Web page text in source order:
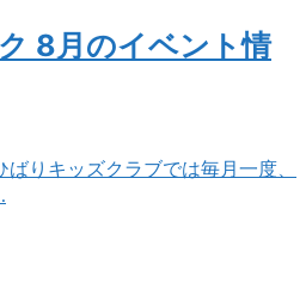
8月のイベント情
りキッズクラブでは毎月一度、